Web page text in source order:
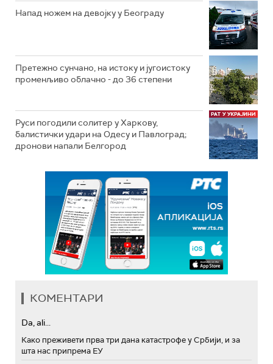
Напад ножем на девојку у Београду
Претежно сунчано, на истоку и југоистоку
променљиво облачно - до 36 степени
Руси погодили солитер у Харкову,
балистички удари на Одесу и Павлоград;
дронови напали Белгород
КОМЕНТАРИ
Da, ali...
Како преживети прва три дана катастрофе у Србији, и за
шта нас припрема ЕУ